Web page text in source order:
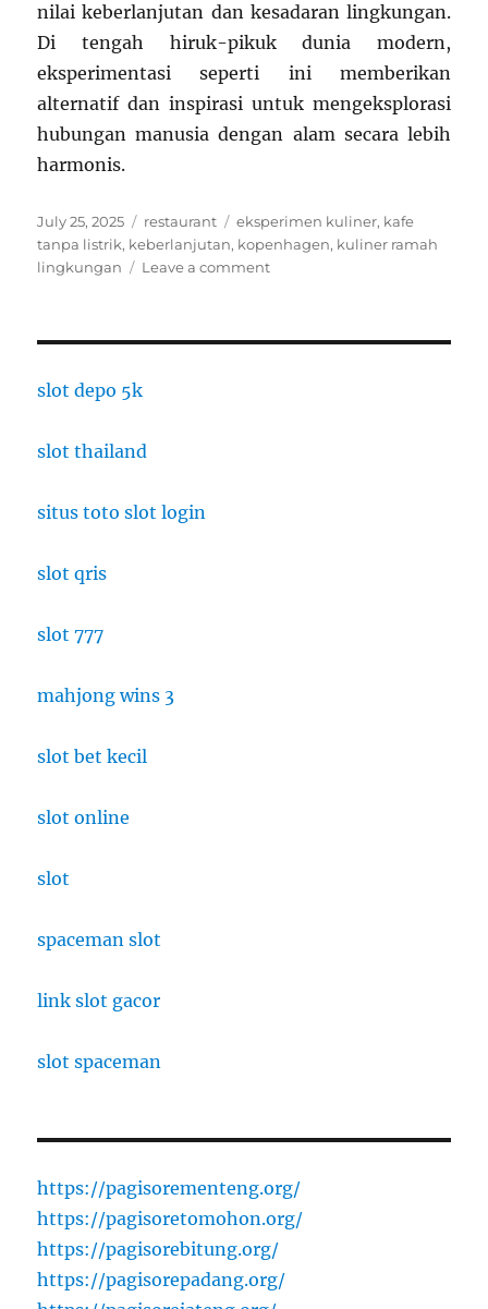
nilai keberlanjutan dan kesadaran lingkungan.
Di tengah hiruk-pikuk dunia modern,
eksperimentasi seperti ini memberikan
alternatif dan inspirasi untuk mengeksplorasi
hubungan manusia dengan alam secara lebih
harmonis.
Posted
on
July 25, 2025 Categories
restaurant Tags
eksperimen kuliner, kafe
tanpa listrik, keberlanjutan, kopenhagen, kuliner ramah
lingkungan
Leave a commenton
slot depo 5k
slot thailand
situs toto slot login
slot qris
slot 777
mahjong wins 3
slot bet kecil
slot online
slot
spaceman slot
link slot gacor
slot spaceman
https://pagisorementeng.org/
https://pagisoretomohon.org/
https://pagisorebitung.org/
https://pagisorepadang.org/